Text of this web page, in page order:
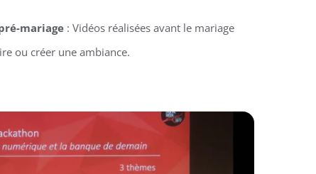
mariage : Vidéos réalisées avant le mariage
ou créer une ambiance.